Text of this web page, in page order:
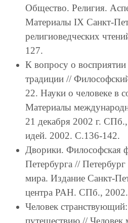
Общество. Религия.
Материалы IX Санкт-
религиоведческих
127.
К вопросу о восприятии
традиции //
22. Науки о человеке в
Материалы
21 декабря 2002 г.
идей. 2002. С.136-142.
Дворики. Философская
Петербурга //
мира. Издание Санкт-
центра РАН. СПб.,
Человек
путешествию // Человек